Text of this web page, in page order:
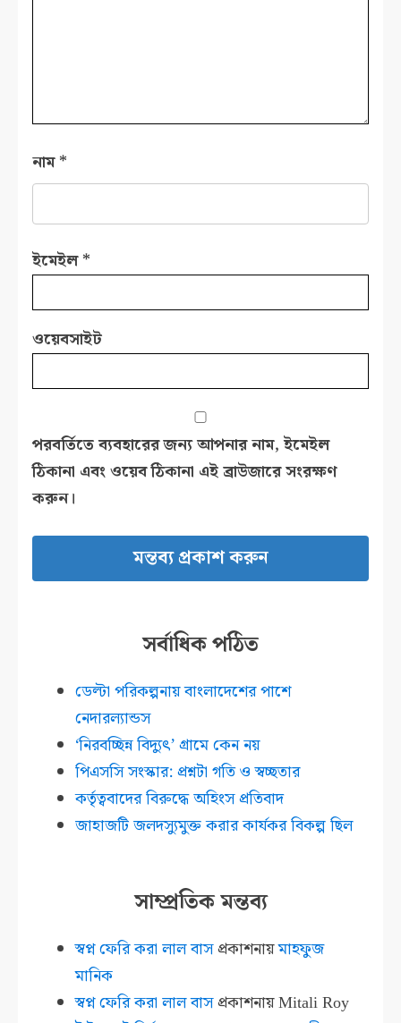
নাম*
ইমেইল*
ওয়েবসাইট
পরবর্তিতে ব্যবহারের জন্য আপনার নাম, ইমেইল
ঠিকানা এবং ওয়েব ঠিকানা এই ব্রাউজারে সংরক্ষণ
করুন।
সর্বাধিক পঠিত
ডেল্টা পরিকল্পনায় বাংলাদেশের পাশে
নেদারল্যান্ডস
‘নিরবচ্ছিন্ন বিদ্যুৎ’ গ্রামে কেন নয়
পিএসসি সংস্কার: প্রশ্নটা গতি ও স্বচ্ছতার
কর্তৃত্ববাদের বিরুদ্ধে অহিংস প্রতিবাদ
জাহাজটি জলদস্যুমুক্ত করার কার্যকর বিকল্প ছিল
সাম্প্রতিক মন্তব্য
স্বপ্ন ফেরি করা লাল বাসপ্রকাশনায়মাহফুজ
মানিক
স্বপ্ন ফেরি করা লাল বাসপ্রকাশনায়Mitali Roy